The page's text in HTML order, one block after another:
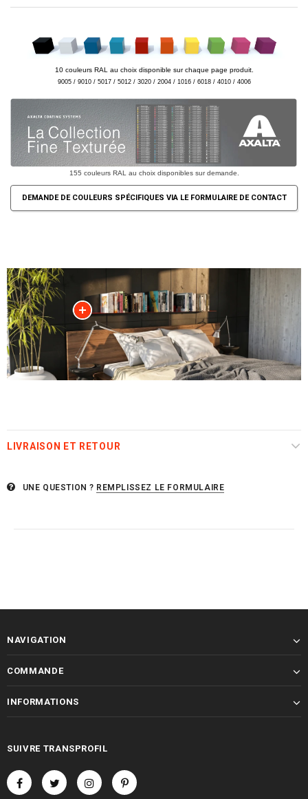
10 couleurs RAL au choix disponible sur chaque page produit.
9005 / 9010 / 5017 / 5012 / 3020 / 2004 / 1016 / 6018 / 4010 / 4006
155 couleurs RAL au choix disponibles sur demande.
DEMANDE DE COULEURS SPÉCIFIQUES VIA LE FORMULAIRE DE CONTACT
LIVRAISON ET RETOUR
UNE QUESTION ? REMPLISSEZ LE FORMULAIRE
NAVIGATION
COMMANDE
INFORMATIONS
SUIVRE TRANSPROFIL